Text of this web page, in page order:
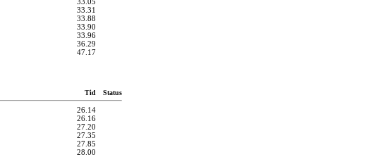
33.31
33.88
33.90
33.96
36.29
47.17
Tid Status
26.14
26.16
27.20
27.35
27.85
28.00